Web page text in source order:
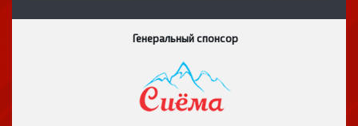
Генеральный спонсор